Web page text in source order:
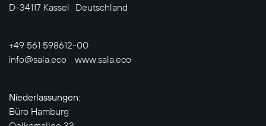
D-34117 Kassel Deutschland
+49 561 598612-00
info@sala.eco www.sala.eco
Niederlassungen:
Büro Hamburg